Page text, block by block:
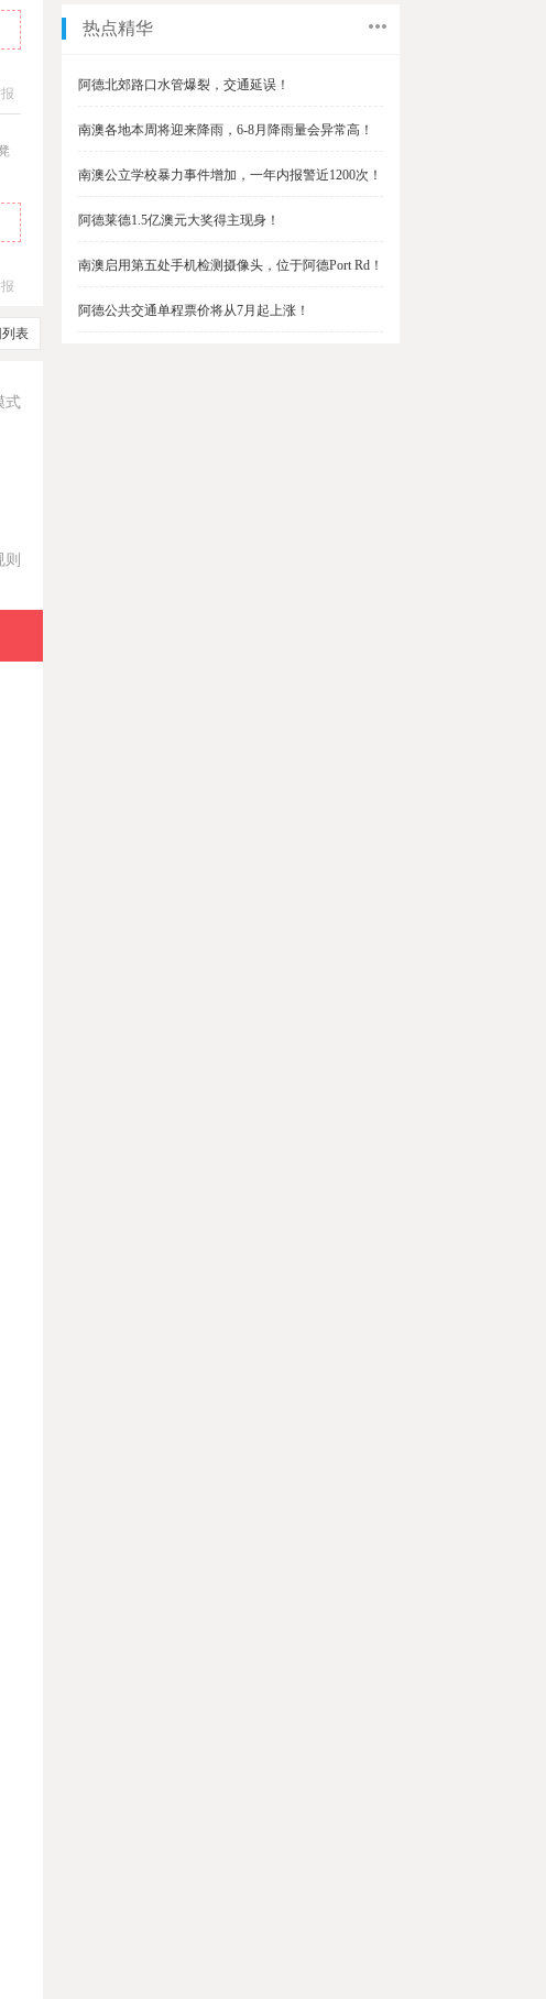
表
式
则
热点精华
阿德北郊路口水管爆裂，交通延误！
南澳各地本周将迎来降雨，6-8月降雨量会异常高！
南澳公立学校暴力事件增加，一年内报警近1200次！
阿德莱德1.5亿澳元大奖得主现身！
南澳启用第五处手机检测摄像头，位于阿德Port Rd！
阿德公共交通单程票价将从7月起上涨！